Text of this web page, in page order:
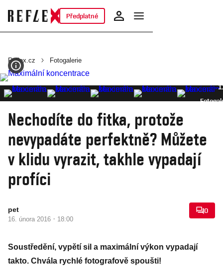
Předplatné
Reflex.cz Fotogalerie
Nechodíte do fitka, protože
nevypadáte perfektně? Můžete
v klidu vyrazit, takhle vypadají
profíci
pet
16. února 2016 · 18:00
0
Soustředění, vypětí sil a maximální výkon vypadají
takto. Chvála rychlé fotografově spoušti!